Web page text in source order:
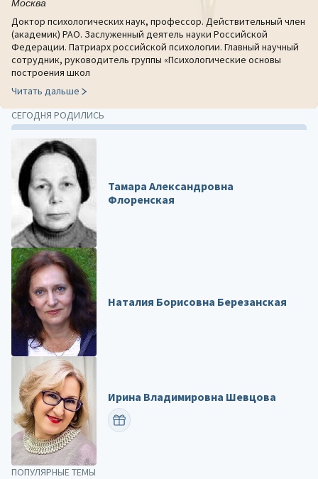
ПОПУЛЯРНЫЕ ТЕМЫ
Москва
Доктор психологических наук, профессор. Действительный член
(академик) РАО. Заслуженный деятель науки Российской
Федерации. Патриарх российской психологии. Главный научный
сотрудник, руководитель группы «Психологические основы
построения школ
Читать дальше
СЕГОДНЯ РОДИЛИСЬ
Тамара Александровна
Флоренская
Наталия Борисовна Березанская
Ирина Владимировна Шевцова
ПОЗДРАВИТЬ